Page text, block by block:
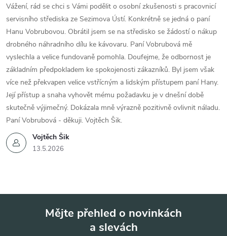
Vojtěch Šik
13.5.2026
Vážení, rád se chci s Vámi podělit o osobní zkušenosti s pracovnicí
servisního střediska ze Sezimova Ústí. Konkrétně se jedná o paní
Hanu Vobrubovou. Obrátil jsem se na středisko se žádostí o nákup
drobného náhradního dílu ke kávovaru. Paní Vobrubová mě
vyslechla a velice fundovaně pomohla. Doufejme, že odbornost je
základním předpokladem ke spokojenosti zákazníků. Byl jsem však
více než překvapen velice vstřícným a lidským přístupem paní Hany.
Její přístup a snaha vyhovět mému požadavku je v dnešní době
skutečně výjimečný. Dokázala mně výrazně pozitivně ovlivnit náladu.
Paní Vobrubová - děkuji. Vojtěch Šik.
Mějte přehled o novinkách
a slevách